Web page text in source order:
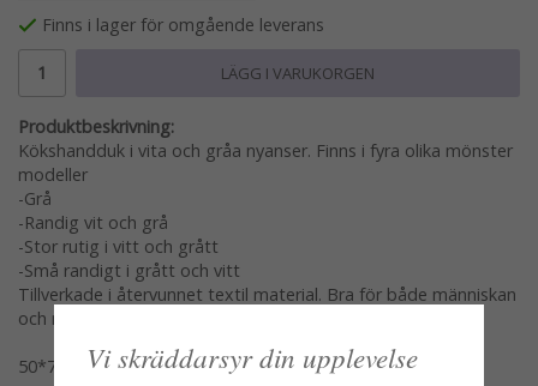
Finns i lager för omgående leverans
LÄGG I VARUKORGEN
Produktbeskrivning:
Kökshandduk i vita och gråa nyanser. Finns i fyra olika mönster
modeller
-Grå
-Randig vit och grå
-Stor rutig i vitt och grått
-Små randigt i grått och vitt
Tillverkade i återvunnet textil material. Bra för både människan
och miljön.
50*70cm Vi skräddarsyr din upplevelse